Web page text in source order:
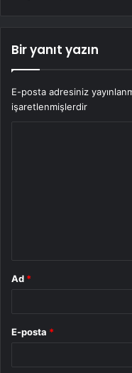
Bir yanıt yazın
E-posta adresiniz
işaretlenmişlerdir
Ad *
E-posta *